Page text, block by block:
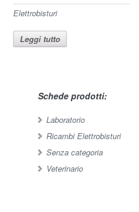
Elettrobisturi
Leggi tutto
Schede prodotti:
Laboratorio
Ricambi Elettrobisturi
Senza categoria
Veterinario